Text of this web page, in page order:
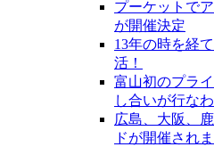
プーケットで
が開催決定
13年の時を経
活！
富山初のプラ
し合いが行な
広島、大阪、
ドが開催され